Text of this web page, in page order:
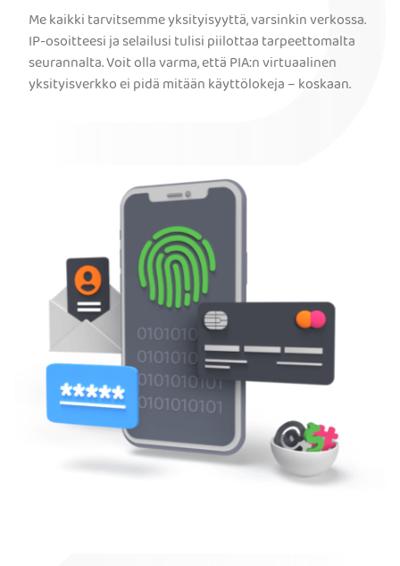
Me kaikki tarvitsemme yksityisyyttä, varsinkin verkossa.
IP-osoitteesi ja selailusi tulisi piilottaa tarpeettomalta
seurannalta. Voit olla varma, että PIA:n virtuaalinen
yksityisverkko ei pidä mitään käyttölokeja – koskaan.